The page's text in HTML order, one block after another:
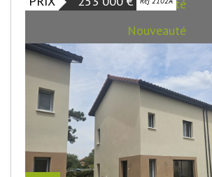
Exclusivité
Nouveauté